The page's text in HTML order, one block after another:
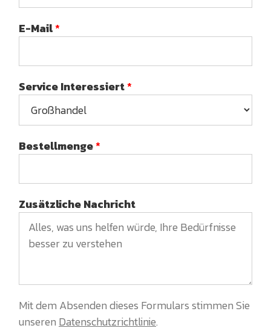
E-Mail*
Service Interessiert*
Bestellmenge*
Zusätzliche Nachricht
Mit dem Absenden dieses Formulars stimmen Sie
unseren Datenschutzrichtlinie.